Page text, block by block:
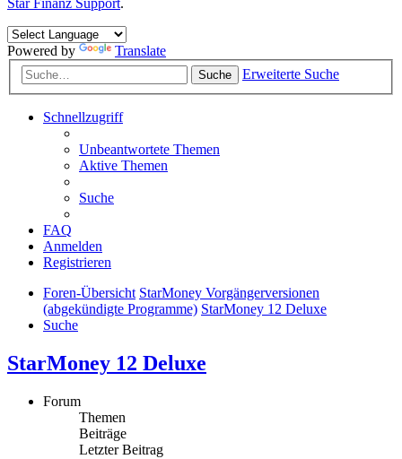
Powered by Translate
Suche Erweiterte Suche
Schnellzugriff
Unbeantwortete Themen
Aktive Themen
Suche
FAQ
Anmelden
Registrieren
Foren-Übersicht StarMoney Vorgängerversionen
(abgekündigte Programme) StarMoney 12 Deluxe
Suche
StarMoney 12 Deluxe
Forum
Themen
Beiträge
Letzter Beitrag